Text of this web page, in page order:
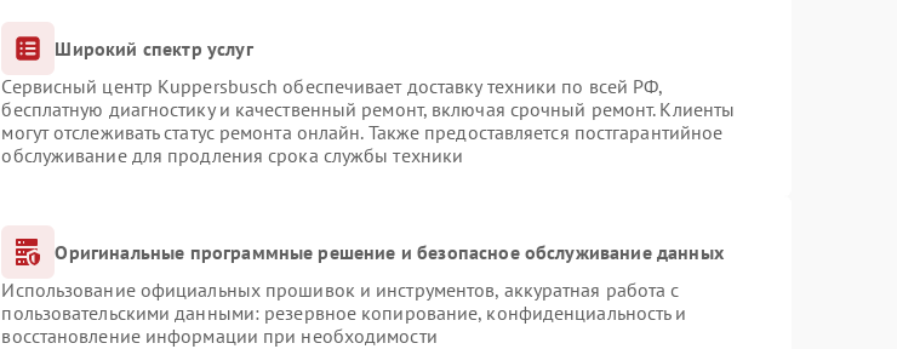
Широкий спектр услуг
Сервисный центр Kuppersbusch обеспечивает доставку техники по всей РФ,
бесплатную диагностику и качественный ремонт, включая срочный ремонт. Клиенты
могут отслеживать статус ремонта онлайн. Также предоставляется постгарантийное
обслуживание для продления срока службы техники
Оригинальные программные решение и безопасное обслуживание данных
Использование официальных прошивок и инструментов, аккуратная работа с
пользовательскими данными: резервное копирование, конфиденциальность и
восстановление информации при необходимости